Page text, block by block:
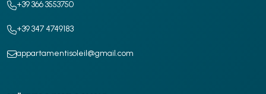
+39 366 3553750
+39 347 4749183
appartamentisoleil@gmail.com